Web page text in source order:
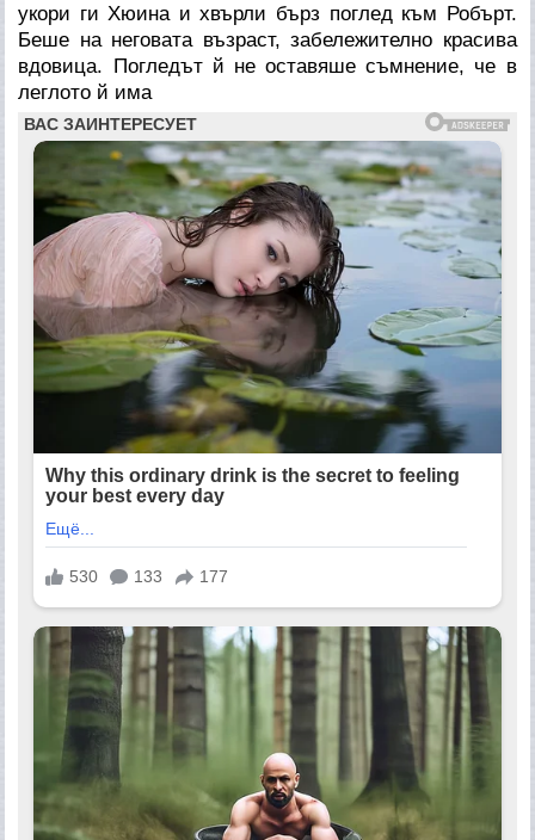
укори ги Хюина и хвърли бърз поглед към Робърт.
Беше на неговата възраст, забележително красива
вдовица. Погледът й не оставяше съмнение, че в
леглото й има